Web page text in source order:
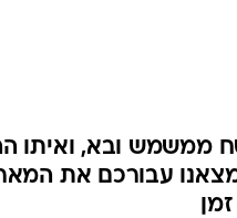
ממשמש ובא, ואיתו
עבורכם את